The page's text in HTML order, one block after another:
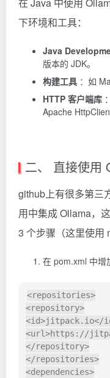
下环境和工具：
Java
版本的 JDK。
构建工具 ：如
HTTP 客户端库
Apache
二、 直接使用
github上有很多第三
用中集成 Ollama，
3 个步骤（这里使用
在 pom.xml 中增
<repositories>
<repository>
<id>jitpack.io</
<url>https://
</repository>
</repositories>
<dependencies>